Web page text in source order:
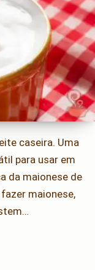
caseira. Uma
para usar em
da maionese de
maionese,